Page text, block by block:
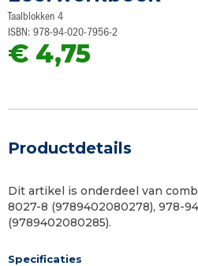
Taalblokken 4
ISBN: 978-94-020-7956-2
€ 4,75
begin
van
de
afbeeldingen-
Productdetails
Dit artikel is onderdeel van
8027-8 (9789402080278), 978-
(9789402080285).
Specificaties